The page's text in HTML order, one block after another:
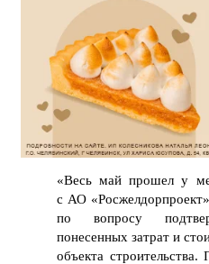
«Весь май прошел у
с АО
по вопросу
понесенных затрат и
объекта строительства.